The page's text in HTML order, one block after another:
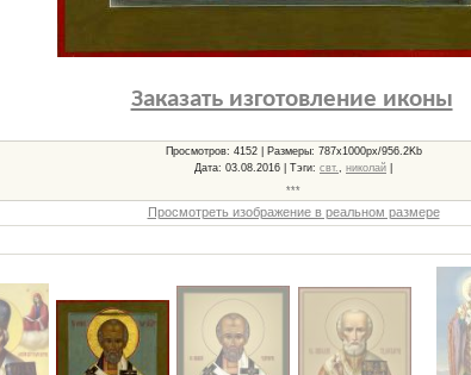
Заказать изготовление иконы
Просмотров: 4152 | Размеры: 787x1000px/956.2Kb
Дата: 03.08.2016 | Тэги: свт., николай
***
Просмотреть изображение в реальном размере